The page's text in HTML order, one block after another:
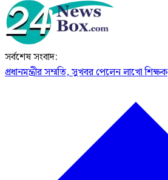
সর্বশেষ সংবাদ:
প্রধানমন্ত্রীর সম্মতি, সুখবর পেলেন লাখো শিক্ষক